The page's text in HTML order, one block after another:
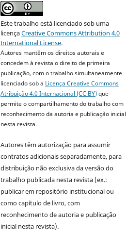
Este trabalho está licenciado sob uma
licençaCreative Commons Attribution 4.0
International License.
Autores mantêm os direitos autorais e
concedem à revista o direito de primeira
publicação, com o trabalho simultaneamente
licenciado sob a Licença Creative Commons
Atribuição 4.0 Internacional (CC BY)que
permite o compartilhamento do trabalho com
reconhecimento da autoria e publicação inicial
nesta revista.
Autores têm autorização para assumir
contratos adicionais separadamente, para
distribuição não exclusiva da versão do
trabalho publicada nesta revista (ex.:
publicar em repositório institucional ou
como capítulo de livro, com
reconhecimento de autoria e publicação
inicial nesta revista).